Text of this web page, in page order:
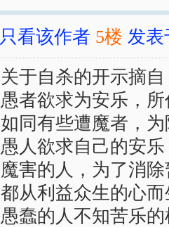
只看该作者 5楼 发表
关于自杀的开示摘
愚者欲求为安乐，
如同有些遭魔者，
愚人欲求自己的安
魔害的人，为了消
都从利益众生的心
愚蠢的人不知苦乐